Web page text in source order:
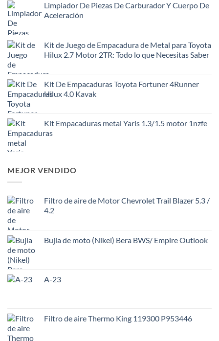
Limpiador De Piezas De Carburador Y Cuerpo De
Aceleración
Kit de Juego de Empacadura de Metal para Toyota
Hilux 2.7 Motor 2TR: Todo lo que Necesitas Saber
Kit De Empacaduras Toyota Fortuner 4Runner
Hilux 4.0 Kavak
Kit Empacaduras metal Yaris 1.3/1.5 motor 1nzfe
MEJOR VENDIDO
Filtro de aire de Motor Chevrolet Trail Blazer 5.3 /
4.2
Bujía de moto (Nikel) Bera BWS/ Empire Outlook
A-23
Filtro de aire Thermo King 119300 P953446